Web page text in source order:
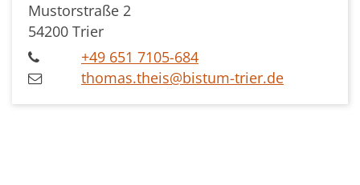
Mustorstraße 2
54200 Trier
+49 651 7105-684
thomas.theis@bistum-trier.de